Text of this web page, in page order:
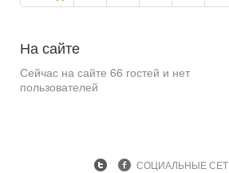
На сайте
Сейчас на сайте 66 гостей и нет
пользователей
СОЦИАЛЬНЫЕ